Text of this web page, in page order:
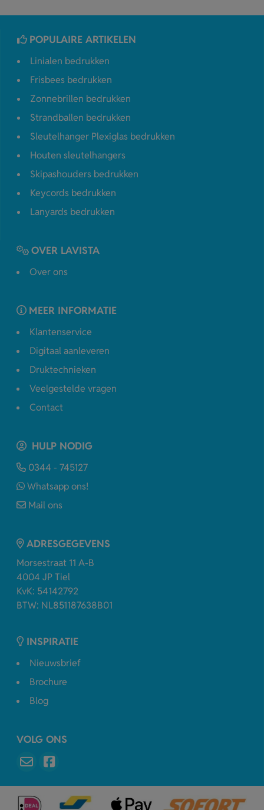
POPULAIRE ARTIKELEN
Linialen bedrukken
Frisbees bedrukken
Zonnebrillen bedrukken
Strandballen bedrukken
Sleutelhanger Plexiglas bedrukken
Houten sleutelhangers
Skipashouders bedrukken
Keycords bedrukken
Lanyards bedrukken
OVER LAVISTA
Over ons
MEER INFORMATIE
Klantenservice
Digitaal aanleveren
Druktechnieken
Veelgestelde vragen
Contact
HULP NODIG
0344 - 745127
Whatsapp ons!
Mail ons
ADRESGEGEVENS
Morsestraat 11 A-B
4004 JP Tiel
KvK: 54142792
BTW: NL851187638B01
INSPIRATIE
Nieuwsbrief
Brochure
Blog
VOLG ONS